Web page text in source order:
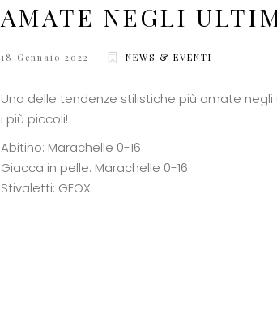
AMATE NEGLI
18 Gennaio 2022 NEWS & EVENTI
Una delle tendenze stilistiche più amate
i più piccoli!
Abitino: Marachelle 0-16
Giacca in pelle: Marachelle 0-16
Stivaletti: GEOX